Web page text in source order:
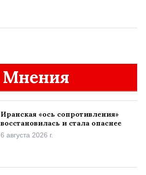
Мнения
Иранская «ось сопротивления»
восстановилась и стала опаснее
6 августа 2026 г.